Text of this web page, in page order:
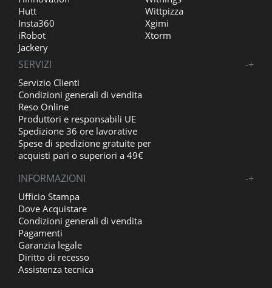
Hutt
Insta360
iRobot
Jackery
Wittpizza
Xgimi
Xtorm
SERVIZI +
-
Servizio Clienti
Condizioni generali di vendita
Reso Online
Produttori e responsabili UE
Spedizione 36 ore lavorative
Spese di spedizione gratuite per
acquisti pari o superiori a 49€
INFORMAZIONI +
-
Ufficio Stampa
Dove Acquistare
Condizioni generali di vendita
Pagamenti
Garanzia legale
Diritto di recesso
Assistenza tecnica